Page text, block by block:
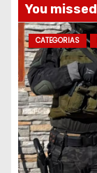
You missed
CATEGORIAS